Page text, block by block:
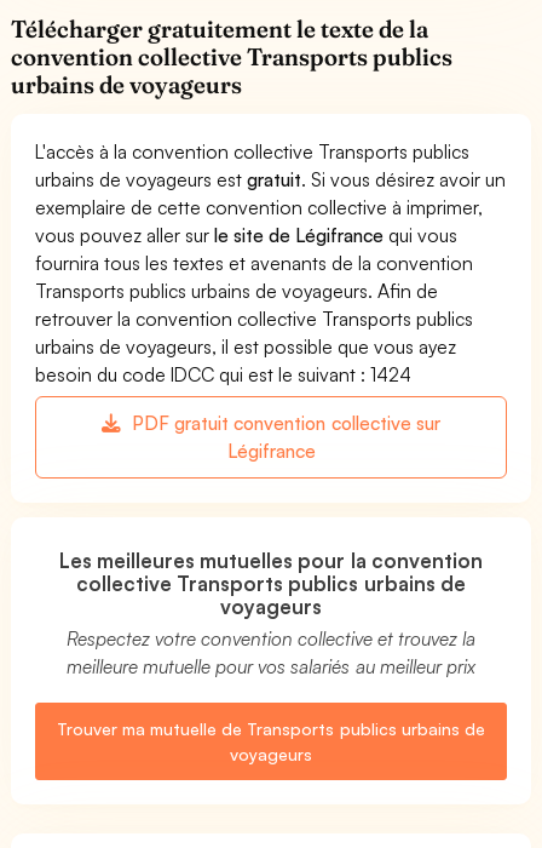
Télécharger gratuitement le texte de la
convention collective Transports publics
urbains de voyageurs
L'accès à la convention collective Transports publics
urbains de voyageurs estgratuit. Si vous désirez avoir un
exemplaire de cette convention collective à imprimer,
vous pouvez aller surle site de Légifrance qui vous
fournira tous les textes et avenants de la convention
Transports publics urbains de voyageurs. Afin de
retrouver la convention collective Transports publics
urbains de voyageurs, il est possible que vous ayez
besoin du code IDCC qui est le suivant : 1424
PDF gratuit convention collective sur
Légifrance
Les meilleures mutuelles pour la convention
collective Transports publics urbains de
voyageurs
Respectez votre convention collective et trouvez la
meilleure mutuelle pour vos salariés au meilleur prix
Trouver ma mutuelle de Transports publics urbains de
voyageurs